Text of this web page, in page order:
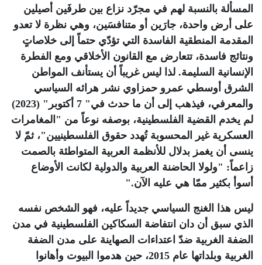
المسألة بالنسبة لهم في مجرّد نزاع بين طرفَين أصيلين
على أرض واحدة، جارَين أو متنافسَين، وهي نظرة لا تعدو
المقدمة المنطقية الفاسدة التي تؤدّي حتماً إلى خلاصاتٍ
ونتائج فاسدة، تتعارض مع القانون الأخلاقي ومع الفطرة
الإنسانية السليمة. لذا ليس غريباً أن يستأنف المواطن
الشرق أوسطي عمرو حمزاوي نشر هرائه السياسي
والمعرفي، فيذهب إلى أن ما حدث في" 7 أكتوبر" (2023)
لم يخدم القضية الفلسطينية، بوصفه نوعاً من "المغامرات
العسكرية غير المحسوبة تُهدد حقوق الفلسطينيين"، ثمّ لا
ينسى أن يغمز بدلال للأنظمة العربية المتواطئة بالصمت
زاعماً: "ولولا الحاضنة العربية والدولية لكانت الأوضاع
أسوأ بكثير ممّا هي عليه الآن".
ليس هذا الغنج السياسي جديداً عليه، فهو الشخص نفسه
الذي سبق أن دان انتفاضة السكاكين الفلسطينية في مدن
الضفة الغربية ضدّ اعتداءات الصهاينة على مدن الضفة
الغربية وبلداتها عام 2015، حين هدموا البيوت وأهانوا